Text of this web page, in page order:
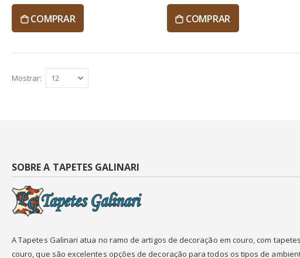
COMPRAR COMPRAR
Mostrar
SOBRE A TAPETES GALINARI
A Tapetes Galinari atua no ramo de artigos de decoração em couro, com
couro, que são excelentes opções de decoração para todos os tipos de